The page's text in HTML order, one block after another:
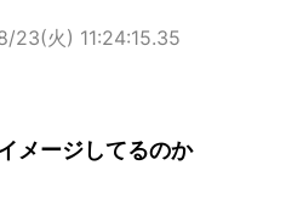
23(火) 11:24:15.35
メージしてるのか